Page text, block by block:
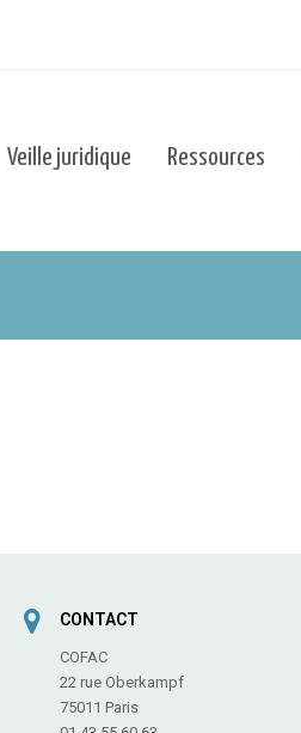
Veille juridique Ressources
CONTACT
COFAC
22 rue Oberkampf
75011 Paris